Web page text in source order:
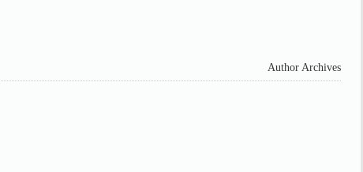
Author Archives